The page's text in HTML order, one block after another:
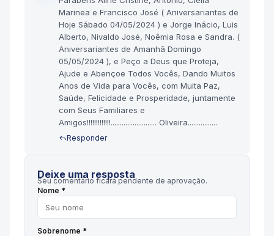
Marinea e Francisco José ( Aniversariantes de
Hoje Sábado 04/05/2024 ) e Jorge Inácio, Luis
Alberto, Nivaldo José, Noêmia Rosa e Sandra. (
Aniversariantes de Amanhã Domingo
05/05/2024 ), e Peço a Deus que Proteja,
Ajude e Abençoe Todos Vocês, Dando Muitos
Anos de Vida para Vocês, com Muita Paz,
Saúde, Felicidade e Prosperidade, juntamente
com Seus Familiares e
Amigos!!!!!!!!!!!!!......................... Oliveira................
Responder
Deixe uma resposta
Seu comentário ficará pendente de aprovação.
Nome *
Sobrenome *